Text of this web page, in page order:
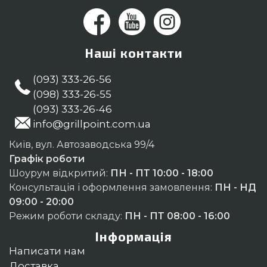
Наші контакти
(093) 333-26-56
(098) 333-26-55
(093) 333-26-46
info@grillpoint.com.ua
Київ, вул. Автозаводська 99/4
Графік роботи
Шоурум відкритий: ПН - ПТ 10:00 - 18:00
Консультація і оформлення замовлення: ПН - НД
09:00 - 20:00
Режим роботи складу: ПН - ПТ 08:00 - 16:00
Інформація
Написати нам